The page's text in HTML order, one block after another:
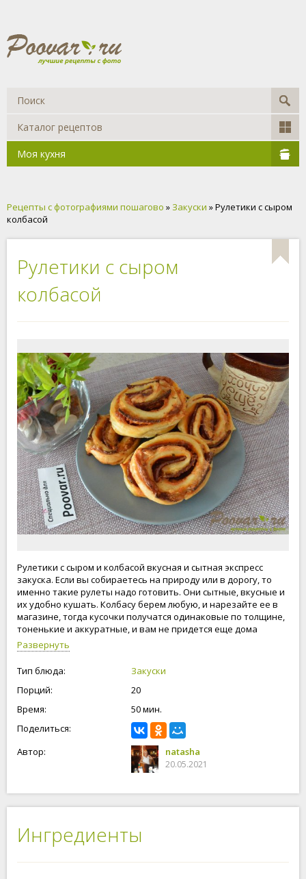
Каталог рецептов
Моя кухня
Рецепты с фотографиями пошагово » Закуски » Рулетики с сыром
колбасой
Рулетики с сыром
колбасой
Рулетики с сыром и колбасой вкусная и сытная экспресс
закуска. Если вы собираетесь на природу или в дорогу, то
именно такие рулеты надо готовить. Они сытные, вкусные и
их удобно кушать. Колбасу берем любую, и нарезайте ее в
магазине, тогда кусочки получатся одинаковые по толщине,
тоненькие и аккуратные, и вам не придется еще дома
заморачиваться с нарезкой. Тесто можно брать готовое,
магазинное слоенное, оно может быть любое. Или
приготовить самостоятельно по этому подробному рецепту
«Слоеное бездрожжевое тесто быстрого приготовления», а
найдете его в рубрике «Выпечка». Но и в этом рецепте есть
идем в магазин и готовим вкуснейшие быстрые рулетики.
Готовьте с любовью, мира вам.
Развернуть
Тип блюда:
Закуски
Порций:
20
Время:
50 мин.
Поделиться:
Автор:
natasha
20.05.2021
Ингредиенты